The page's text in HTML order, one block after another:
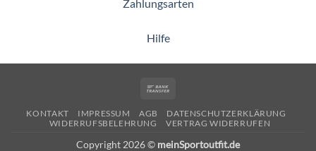
Zahlungsarten
Hilfe
KONTAKT IMPRESSUM AGB
DATENSCHUTZERKLÄRUNG
WIDERRUFSBELEHRUNG
VERTRAG WIDERRUFEN
Copyright 2026 © meinSportoutfit.de